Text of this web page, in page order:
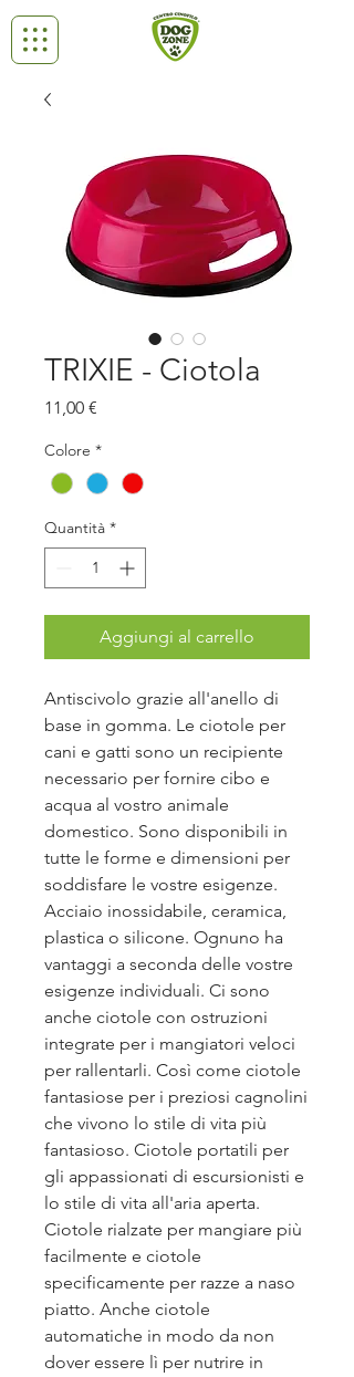
TRIXIE - Ciotola
11,00 €
Colore *
Quantità *
Aggiungi al carrello
Antiscivolo grazie all'anello di
base in gomma. Le ciotole per
cani e gatti sono un recipiente
necessario per fornire cibo e
acqua al vostro animale
domestico. Sono disponibili in
tutte le forme e dimensioni per
soddisfare le vostre esigenze.
Acciaio inossidabile, ceramica,
plastica o silicone. Ognuno ha
vantaggi a seconda delle vostre
esigenze individuali. Ci sono
anche ciotole con ostruzioni
integrate per i mangiatori veloci
per rallentarli. Così come ciotole
fantasiose per i preziosi cagnolini
che vivono lo stile di vita più
fantasioso. Ciotole portatili per
gli appassionati di escursionisti e
lo stile di vita all'aria aperta.
Ciotole rialzate per mangiare più
facilmente e ciotole
specificamente per razze a naso
piatto. Anche ciotole
automatiche in modo da non
dover essere lì per nutrire in